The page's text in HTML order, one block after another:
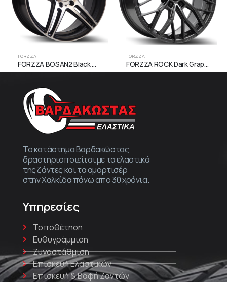
FORZZA
FORZZA BOSAN2 Black Matt Face Machined
FORZZA
FORZZA ROCK Dark Graphite
Το κατάστημα Βαρδακώστας
δραστηριοποιείται με τα ελαστικά
της ζάντες και τα αμορτισέρ
στην Χαλκίδα πάνω απο 30 χρόνια.
Υπηρεσίες
Τοποθέτηση
Ευθυγράμμιση
Ζυγοστάθμιση
Επισκευή Ελαστικών
Επισκευή & Βαφή Ζαντών